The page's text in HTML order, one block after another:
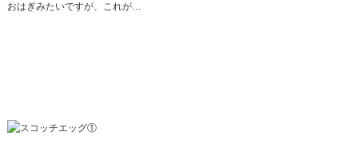
おはぎみたいですが、これが…